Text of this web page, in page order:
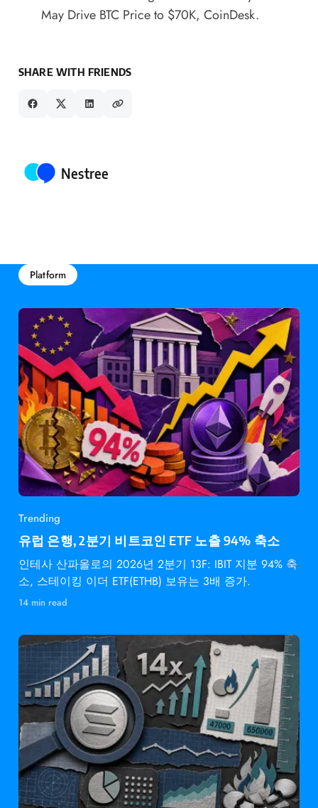
May Drive BTC Price to $70K, CoinDesk.
SHARE WITH FRIENDS
Posted by
Nestree
Platform
Trending
유럽 은행, 2분기 비트코인 ETF 노출 94% 축소
인테사 산파올로의 2026년 2분기 13F: IBIT 지분 94% 축
소, 스테이킹 이더 ETF(ETHB) 보유는 3배 증가.
14 min read